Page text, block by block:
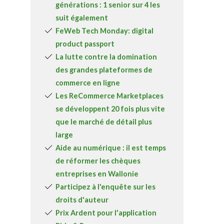
générations : 1 senior sur 4 les
suit également
FeWeb Tech Monday: digital
product passport
La lutte contre la domination
des grandes plateformes de
commerce en ligne
Les ReCommerce Marketplaces
se développent 20 fois plus vite
que le marché de détail plus
large
Aide au numérique : il est temps
de réformer les chèques
entreprises en Wallonie
Participez à l'enquête sur les
droits d'auteur
Prix Ardent pour l'application
A propos
Become a member